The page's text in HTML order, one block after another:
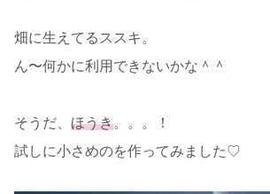
畑に生えてるススキ。
ん〜何かに利用できないかな＾＾
そうだ、 ほうき。。。！
試しに小さめのを作ってみました♡